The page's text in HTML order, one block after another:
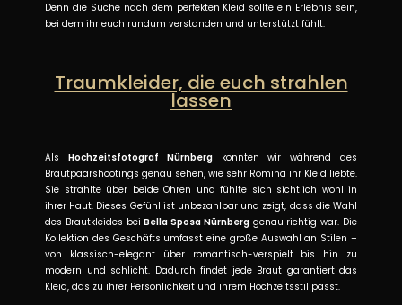
Denn die Suche nach dem perfekten Kleid sollte ein Erlebnis sein,
bei dem ihr euch rundum verstanden und unterstützt fühlt.
Traumkleider, die euch strahlen
lassen
Als Hochzeitsfotograf Nürnbergkonnten wir während des
Brautpaarshootings genau sehen, wie sehr Romina ihr Kleid liebte.
Sie strahlte über beide Ohren und fühlte sich sichtlich wohl in
ihrer Haut. Dieses Gefühl ist unbezahlbar und zeigt, dass die Wahl
des Brautkleides beiBella Sposa Nürnberggenau richtig war. Die
Kollektion des Geschäfts umfasst eine große Auswahl an Stilen –
von klassisch-elegant über romantisch-verspielt bis hin zu
modern und schlicht. Dadurch findet jede Braut garantiert das
Kleid, das zu ihrer Persönlichkeit und ihrem Hochzeitsstil passt.